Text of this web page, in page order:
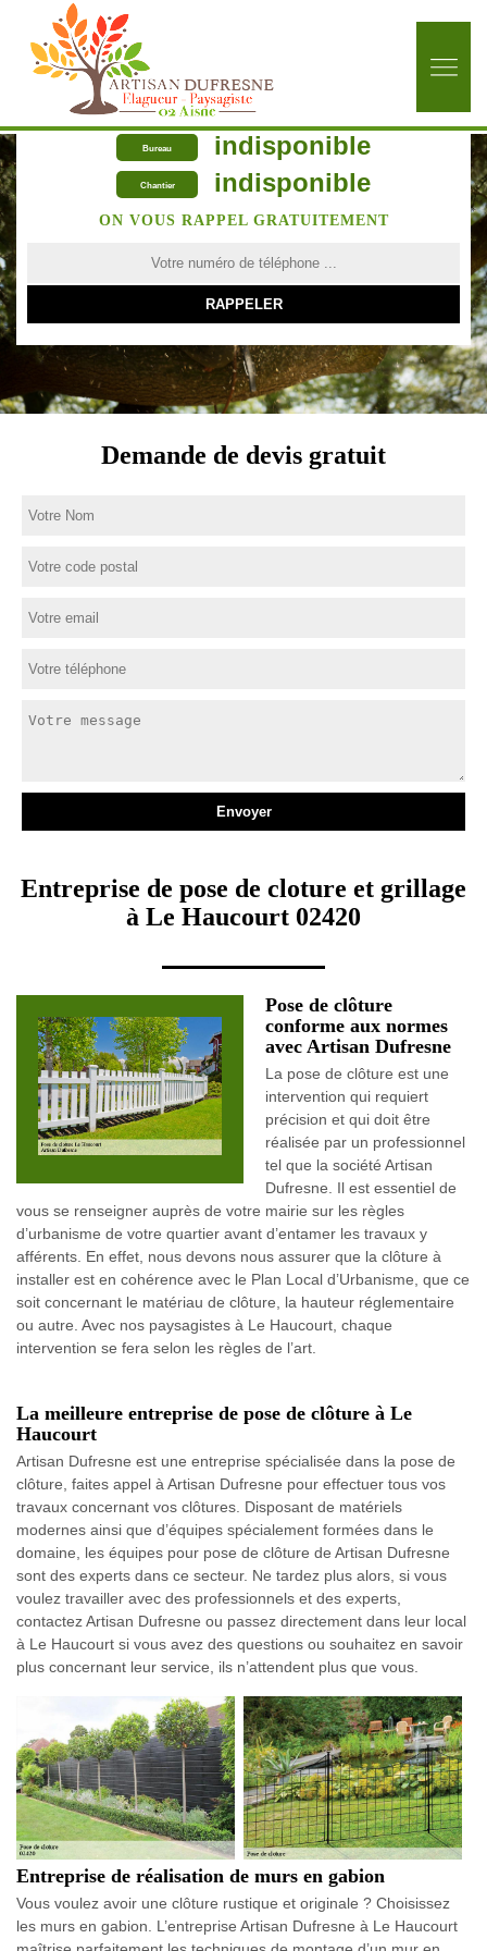
Bureau indisponible
Chantier indisponible
ON VOUS RAPPEL GRATUITEMENT
Demande de devis gratuit
Entreprise de pose de cloture et grillage
à Le Haucourt 02420
Pose de clôture
conforme aux normes
avec Artisan Dufresne
La pose de clôture est une
intervention qui requiert
précision et qui doit être
réalisée par un professionnel
tel que la société Artisan
Dufresne. Il est essentiel de
vous se renseigner auprès de votre mairie sur les règles
d’urbanisme de votre quartier avant d’entamer les travaux y
afférents. En effet, nous devons nous assurer que la clôture à
installer est en cohérence avec le Plan Local d’Urbanisme, que ce
soit concernant le matériau de clôture, la hauteur réglementaire
ou autre. Avec nos paysagistes à Le Haucourt, chaque
intervention se fera selon les règles de l’art.
La meilleure entreprise de pose de clôture à Le
Haucourt
Artisan Dufresne est une entreprise spécialisée dans la pose de
clôture, faites appel à Artisan Dufresne pour effectuer tous vos
travaux concernant vos clôtures. Disposant de matériels
modernes ainsi que d’équipes spécialement formées dans le
domaine, les équipes pour pose de clôture de Artisan Dufresne
sont des experts dans ce secteur. Ne tardez plus alors, si vous
voulez travailler avec des professionnels et des experts,
contactez Artisan Dufresne ou passez directement dans leur local
à Le Haucourt si vous avez des questions ou souhaitez en savoir
plus concernant leur service, ils n’attendent plus que vous.
Entreprise de réalisation de murs en gabion
Vous voulez avoir une clôture rustique et originale ? Choisissez
les murs en gabion. L’entreprise Artisan Dufresne à Le Haucourt